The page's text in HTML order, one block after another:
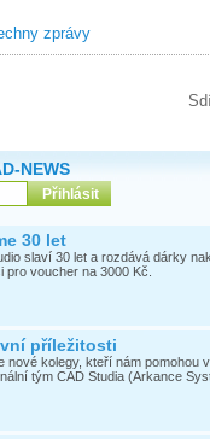
zprávy
NEWS
30 let
slaví 30 let a rozdává dárky
pro voucher na 3000 Kč.
příležitosti
nové kolegy, kteří nám pomohou
tým CAD Studia (Arkance